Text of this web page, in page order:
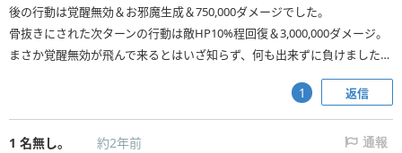
後の行動は覚醒無効＆お邪魔生成＆750,000ダメージでした。
骨抜きにされた次ターンの行動は敵HP10%程回復＆3,000,000ダメージ。
まさか覚醒無効が飛んで来るとはいざ知らず、何も出来ずに負けました…
返信
1
1 名無し。 約2年前 通報